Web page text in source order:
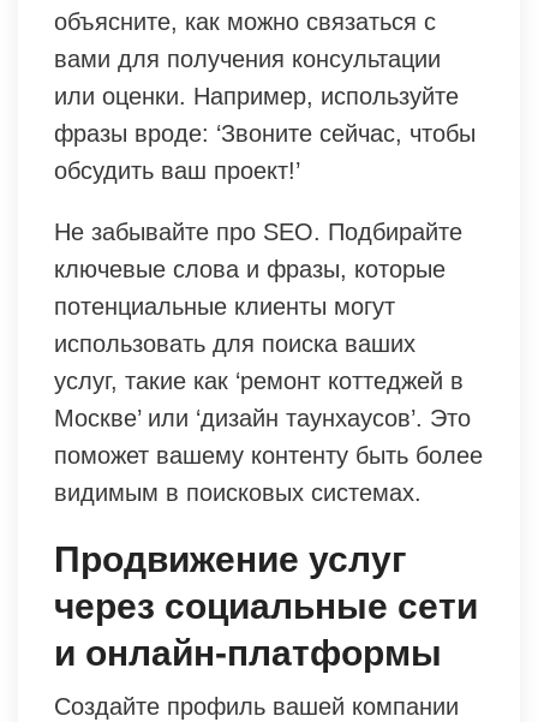
объясните, как можно связаться с
вами для получения консультации
или оценки. Например, используйте
фразы вроде: ‘Звоните сейчас, чтобы
обсудить ваш проект!’
Не забывайте про SEO. Подбирайте
ключевые слова и фразы, которые
потенциальные клиенты могут
использовать для поиска ваших
услуг, такие как ‘ремонт коттеджей в
Москве’ или ‘дизайн таунхаусов’. Это
поможет вашему контенту быть более
видимым в поисковых системах.
Продвижение услуг
через социальные сети
и онлайн-платформы
Создайте профиль вашей компании